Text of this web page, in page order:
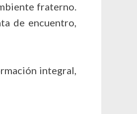
fraterno.
de encuentro,
integral,